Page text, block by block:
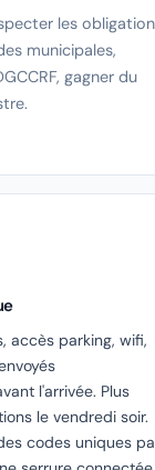
les
municipales,
gagner du
accès parking, wifi,
l'arrivée. Plus
le vendredi soir.
codes uniques